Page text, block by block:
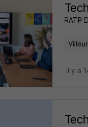
RATP
il y a